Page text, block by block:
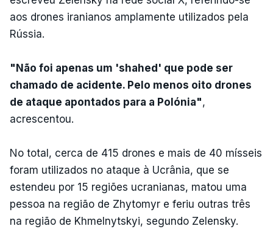
aos drones iranianos amplamente utilizados pela
Rússia.
"Não foi apenas um 'shahed' que pode ser
chamado de acidente. Pelo menos oito drones
de ataque apontados para a Polónia",
acrescentou.
No total, cerca de 415 drones e mais de 40 mísseis
foram utilizados no ataque à Ucrânia, que se
estendeu por 15 regiões ucranianas, matou uma
pessoa na região de Zhytomyr e feriu outras três
na região de Khmelnytskyi, segundo Zelensky.